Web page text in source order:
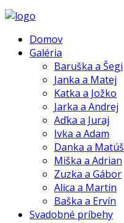
Domov
Galéria
Baruška a Šegi
Janka a Matej
Katka a Jožko
Jarka a Andrej
Aďka a Juraj
Ivka a Adam
Danka a Matúš
Miška a Adrian
Zuzka a Gábor
Alica a Martin
Baška a Ervín
Svadobné príbehy